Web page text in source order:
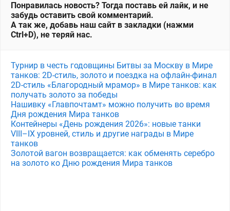
Понравилась новость? Тогда поставь ей лайк, и не
забудь оставить свой комментарий.
А так же, добавь наш сайт в закладки (нажми
Ctrl+D), не теряй нас.
Турнир в честь годовщины Битвы за Москву в Мире
танков: 2D-стиль, золото и поездка на офлайн-финал
2D-стиль «Благородный мрамор» в Мире танков: как
получать золото за победы
Нашивку «Главпочтамт» можно получить во время
Дня рождения Мира танков
Контейнеры «День рождения 2026»: новые танки
VIII–IX уровней, стиль и другие награды в Мире
танков
Золотой вагон возвращается: как обменять серебро
на золото ко Дню рождения Мира танков